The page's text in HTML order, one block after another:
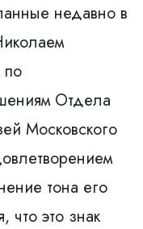
недавно в
по
Отдела
Московского
тона его
что это знак